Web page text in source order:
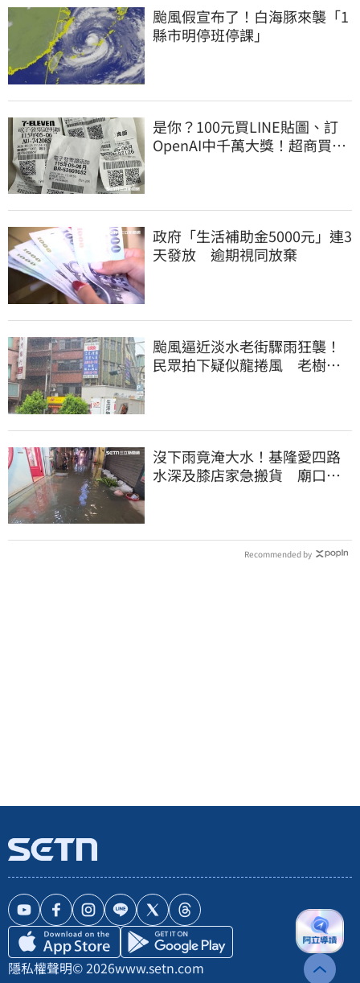
颱風假宣布了！白海豚來襲「1
縣市明停班停課」
是你？100元買LINE貼圖、訂
OpenAI中千萬大獎！超商買10
政府「生活補助金5000元」連3
天發放 逾期視同放棄
颱風逼近淡水老街驟雨狂襲！
民眾拍下疑似龍捲風 老樹遭
沒下雨竟淹大水！基隆愛四路
水深及膝店家急搬貨 廟口夜
Recommended by
隱私權聲明© 2026www.setn.com